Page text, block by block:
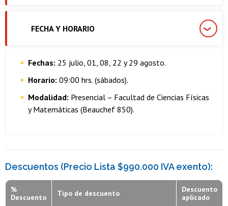
FECHA Y HORARIO
Fechas: 25 julio, 01, 08, 22 y 29 agosto.
Horario: 09:00 hrs. (sábados).
Modalidad: Presencial – Facultad de Ciencias Físicas
y Matemáticas (Beauchef 850).
Descuentos (Precio Lista $990.000 IVA exento):
%
Descuento
Tipo de descuento
Descuento
aplicado